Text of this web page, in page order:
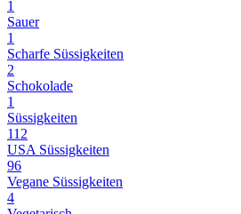
1
Sauer
1
Scharfe Süssigkeiten
2
Schokolade
1
Süssigkeiten
112
USA Süssigkeiten
96
Vegane Süssigkeiten
4